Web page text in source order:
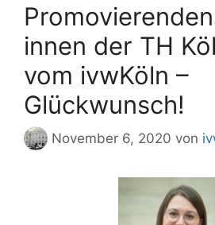
innen der TH
vom ivwKöln –
Glückwunsch!
November 6, 2020 von